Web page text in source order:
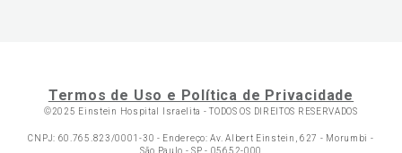
Termos de Uso e Política de Privacidade
©2025 Einstein Hospital Israelita -TODOS OS DIREITOS RESERVADOS
CNPJ: 60.765.823/0001-30 - Endereço: Av. Albert Einstein, 627 - Morumbi -
São Paulo - SP - 05652-000